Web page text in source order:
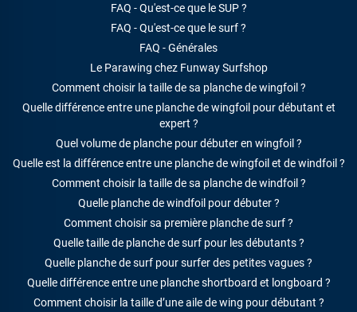
FAQ - Qu'est-ce que le SUP ?
FAQ - Qu'est-ce que le surf ?
FAQ - Générales
Le Parawing chez Funway Surfshop
Comment choisir la taille de sa planche de wingfoil ?
Quelle différence entre une planche de wingfoil pour débutant et
expert ?
Quel volume de planche pour débuter en wingfoil ?
Quelle est la différence entre une planche de wingfoil et de windfoil ?
Comment choisir la taille de sa planche de windfoil ?
Quelle planche de windfoil pour débuter ?
Comment choisir sa première planche de surf ?
Quelle taille de planche de surf pour les débutants ?
Quelle planche de surf pour surfer des petites vagues ?
Quelle différence entre une planche shortboard et longboard ?
Comment choisir la taille d’une aile de wing pour débutant ?